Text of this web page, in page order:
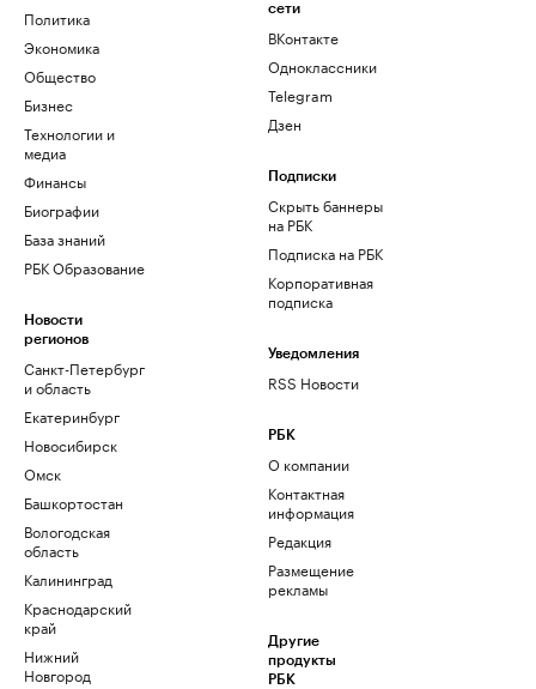
Политика
Экономика
Общество
Бизнес
Технологии и
медиа
Финансы
Биографии
База знаний
РБК Образование
Новости
регионов
Санкт-Петербург
и область
Екатеринбург
Новосибирск
Омск
Башкортостан
Вологодская
область
Калининград
Краснодарский
край
Нижний
Новгород
сети
ВКонтакте
Одноклассники
Telegram
Дзен
Подписки
Скрыть баннеры
на РБК
Подписка на РБК
Корпоративная
подписка
Уведомления
RSS Новости
РБК
О компании
Контактная
информация
Редакция
Размещение
рекламы
Другие
продукты
РБК